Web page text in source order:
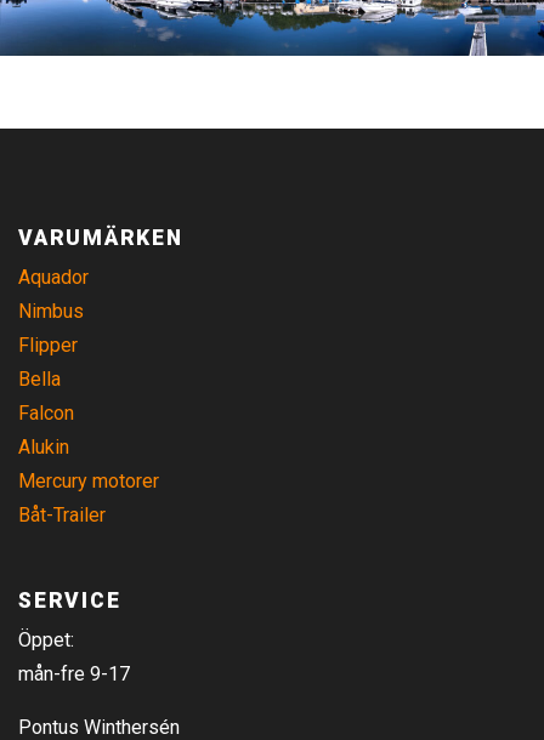
VARUMÄRKEN
Aquador
Nimbus
Flipper
Bella
Falcon
Alukin
Mercury motorer
Båt-Trailer
SERVICE
Öppet:
mån-fre 9-17
Pontus Winthersén